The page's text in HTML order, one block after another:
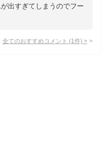
出すぎてしまうのでフー
全てのおすすめコメント (1 件) >